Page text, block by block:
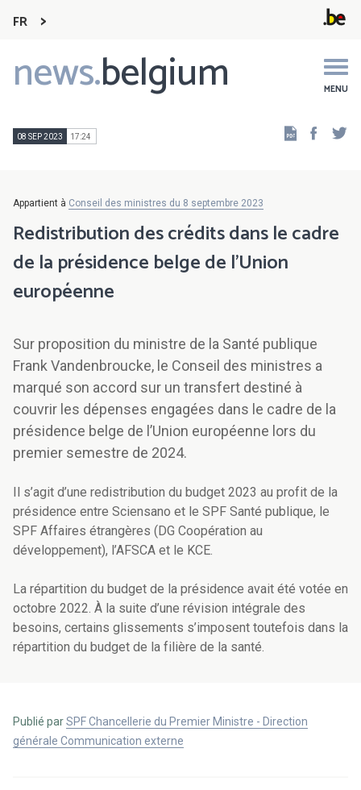
FR
news.belgium MENU
Main
navigation
08 SEP 2023 17:24
Appartient à Conseil des ministres du 8 septembre 2023
Redistribution des crédits dans le cadre
de la présidence belge de l’Union
européenne
Sur proposition du ministre de la Santé publique
Frank Vandenbroucke, le Conseil des ministres a
marqué son accord sur un transfert destiné à
couvrir les dépenses engagées dans le cadre de la
présidence belge de l’Union européenne lors du
premier semestre de 2024.
Il s’agit d’une redistribution du budget 2023 au profit de la
présidence entre Sciensano et le SPF Santé publique, le
SPF Affaires étrangères (DG Coopération au
développement), l’AFSCA et le KCE.
La répartition du budget de la présidence avait été votée en
octobre 2022. À la suite d’une révision intégrale des
besoins, certains glissements s’imposent toutefois dans la
répartition du budget de la filière de la santé.
Publié parSPF Chancellerie du Premier Ministre - Direction
générale Communication externe